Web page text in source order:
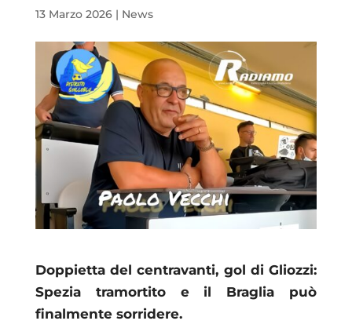
13 Marzo 2026| News
Doppietta del centravanti, gol di Gliozzi:
Spezia tramortito e il Braglia può
finalmente sorridere.